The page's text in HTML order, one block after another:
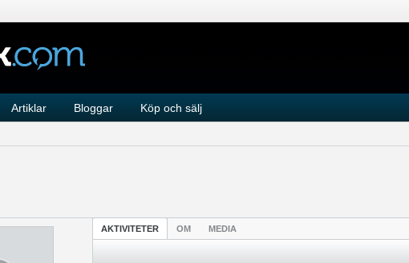
Artiklar Bloggar Köp och sälj
AKTIVITETER OM MEDIA